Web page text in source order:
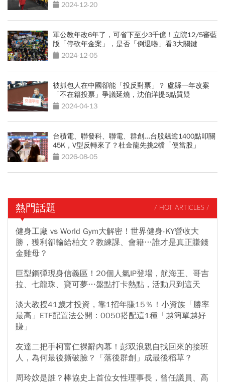
2024-12-20
軍公教年改6年了，可省下至少3千億！立院12/5審藍
版「停砍年金案」，是否「倒退嚕」看3大關鍵
2024-12-05
被抓包人在中國卻能「投反對票」？ 盧縣一年改案
「不在籍投票」爭議延燒，沈伯洋提5點質疑
2024-04-13
台積電、聯發科、聯電、群創...台股飆逾1400點叩關
45K，V型反轉來了？杜金龍先挑2檔「便當股」
2026-08-05
熱門話題 / HOT ARTICLES /
健身工廠 vs World Gym大解密！世界健身-KY營收大
勝，獲利卻輸給柏文？教練課、會籍…誰才是真正賺錢
金雞母？
巨型鋼彈現身信義區！20個人氣IP登場，航海王、哥吉
拉、七龍珠、寶可夢…盤點打卡熱點，活動只到這天
淡大教授41歲才投資，靠1招年賺15％！小資族「勝率
最高」ETF配置法公開：0050搭配這1種「越簡單越好
賺」
友達二把手柯富仁裸辭內幕！彭双浪親自找回來的接班
人，為何最後撕破臉？「落後群創」成最後稻草？
周玲妏是誰？棒協史上首位女性理事長，曾任議員、高